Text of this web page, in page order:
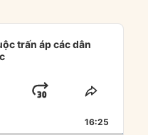
trấn áp các dân
JUMP
FORWARD
SHARE
16:25